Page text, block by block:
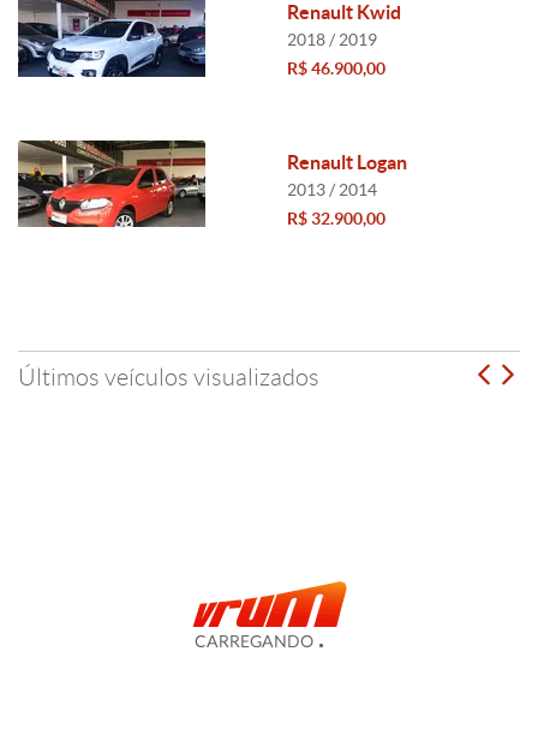
Renault Kwid
2018 / 2019
R$ 46.900,00
Renault Logan
2013 / 2014
R$ 32.900,00
Últimos veículos visualizados